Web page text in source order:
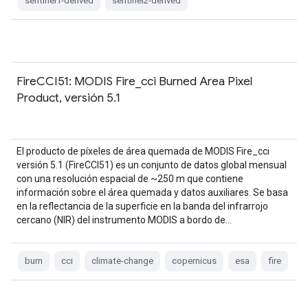
FireCCI51: MODIS Fire_cci Burned Area Pixel
Product, versión 5.1
El producto de píxeles de área quemada de MODIS Fire_cci
versión 5.1 (FireCCI51) es un conjunto de datos global mensual
con una resolución espacial de ~250 m que contiene
información sobre el área quemada y datos auxiliares. Se basa
en la reflectancia de la superficie en la banda del infrarrojo
cercano (NIR) del instrumento MODIS a bordo de…
burn cci climate-change copernicus esa fire